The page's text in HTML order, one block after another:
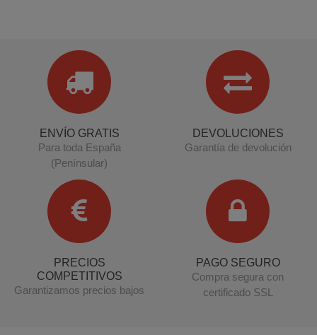
ENVÍO GRATIS
Para toda España
(Penínsular)
DEVOLUCIONES
Garantía de devolución
PRECIOS
COMPETITIVOS
Garantizamos precios bajos
PAGO SEGURO
Compra segura con
certificado SSL